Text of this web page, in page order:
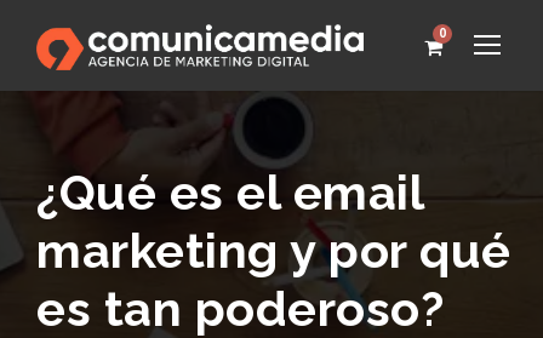
0
¿Qué es el email
marketing y por qué
es tan poderoso?